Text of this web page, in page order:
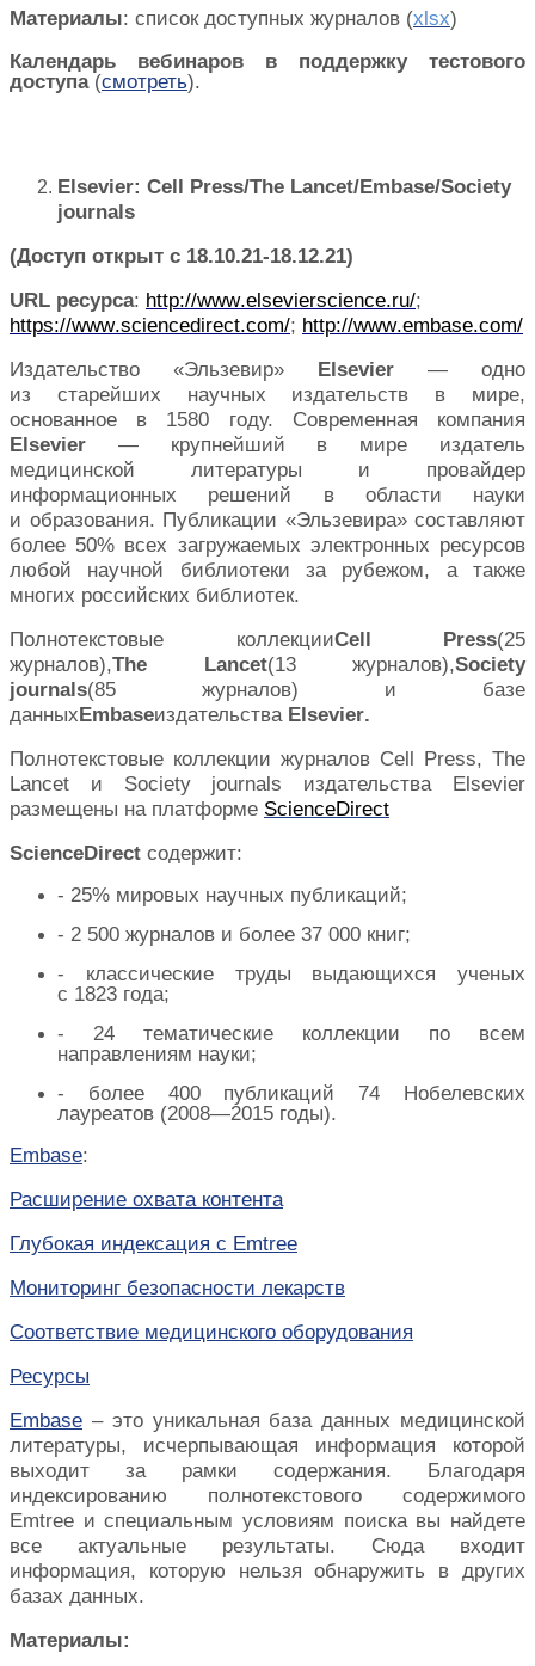
Материалы: список доступных журналов (xlsx)
Календарь вебинаров в поддержку тестового
доступа(смотреть).
Elsevier: Cell Press/The Lancet/Embase/Society
journals
(Доступ открыт с 18.10.21-18.12.21)
URL ресурса: http://www.elsevierscience.ru/;
https://www.sciencedirect.com/; http://www.embase.com/
Издательство «Эльзевир» Elsevier — одно
из старейших научных издательств в мире,
основанное в 1580 году. Современная компания
Elsevier — крупнейший в мире издатель
медицинской литературы и провайдер
информационных решений в области науки
и образования. Публикации «Эльзевира» составляют
более 50% всех загружаемых электронных ресурсов
любой научной библиотеки за рубежом, а также
многих российских библиотек.
Полнотекстовые коллекцииCell Press(25
журналов),The Lancet(13 журналов),Society
journals(85 журналов) и базе
данныхEmbaseиздательства Elsevier.
Полнотекстовые коллекции журналов Cell Press, The
Lancet и Society journals издательства Elsevier
размещены на платформе ScienceDirect
ScienceDirect содержит:
- 25% мировых научных публикаций;
- 2 500 журналов и более 37 000 книг;
- классические труды выдающихся ученых
с 1823 года;
- 24 тематические коллекции по всем
направлениям науки;
- более 400 публикаций 74 Нобелевских
лауреатов (2008—2015 годы).
Embase:
Расширение охвата контента
Глубокая индексация с Emtree
Мониторинг безопасности лекарств
Соответствие медицинского оборудования
Ресурсы
Embase – это уникальная база данных медицинской
литературы, исчерпывающая информация которой
выходит за рамки содержания. Благодаря
индексированию полнотекстового содержимого
Emtree и специальным условиям поиска вы найдете
все актуальные результаты. Сюда входит
информация, которую нельзя обнаружить в других
базах данных.
Материалы: